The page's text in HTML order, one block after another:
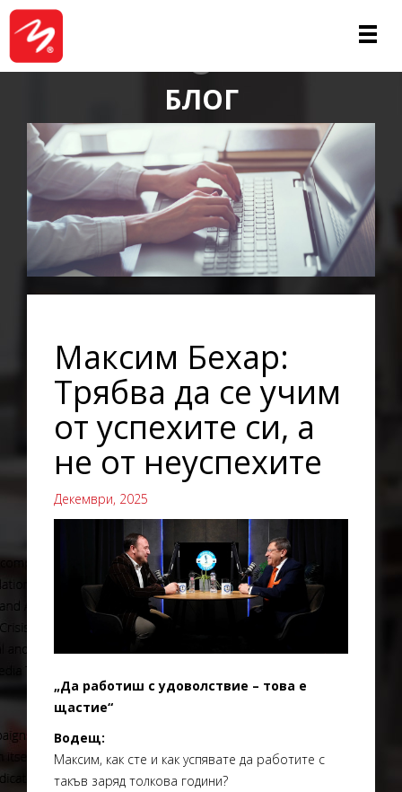
БЛОГ
Максим Бехар:
Трябва да се учим
от успехите си, а
не от неуспехите
Декември, 2025
„Да работиш с удоволствие – това е
щастие“
Водещ:
Максим, как сте и как успявате да работите с
такъв заряд толкова години?